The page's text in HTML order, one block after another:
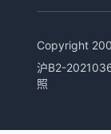
Copyright
沪B2-
照